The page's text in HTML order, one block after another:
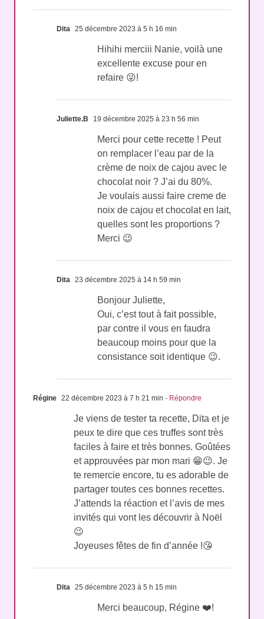
Dita 25 décembre 2023 à 5 h 16 min
Hihihi merciii Nanie, voilà une
excellente excuse pour en
refaire 😜!
Juliette.B 19 décembre 2025 à 23 h 56 min
Merci pour cette recette ! Peut
on remplacer l’eau par de la
crème de noix de cajou avec le
chocolat noir ? J’ai du 80%.
Je voulais aussi faire creme de
noix de cajou et chocolat en lait,
quelles sont les proportions ?
Merci 😉
Dita 23 décembre 2025 à 14 h 59 min
Bonjour Juliette,
Oui, c’est tout à fait possible,
par contre il vous en faudra
beaucoup moins pour que la
consistance soit identique 😉.
Régine 22 décembre 2023 à 7 h 21 min - Répondre
Je viens de tester ta recette, Dita et je
peux te dire que ces truffes sont très
faciles à faire et très bonnes. Goûtées
et approuvées par mon mari 😁😉. Je
te remercie encore, tu es adorable de
partager toutes ces bonnes recettes.
J’attends la réaction et l’avis de mes
invités qui vont les découvrir à Noël
😉
Joyeuses fêtes de fin d’année !😘
Dita 25 décembre 2023 à 5 h 15 min
Merci beaucoup, Régine ❤️!